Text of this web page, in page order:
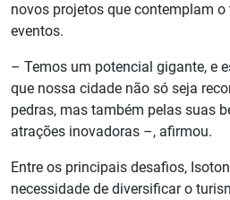
novos projetos que contemplam
eventos.
– Temos um potencial gigante, e
que nossa cidade não só seja
pedras, mas também pelas suas
atrações inovadoras –, afirmou.
Entre os principais desafios,
necessidade de diversificar o